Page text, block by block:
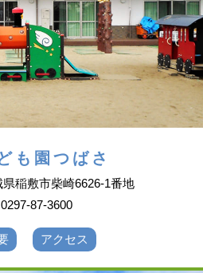
も園つばさ
県稲敷市柴崎6626-1番地
87-3600
アクセス